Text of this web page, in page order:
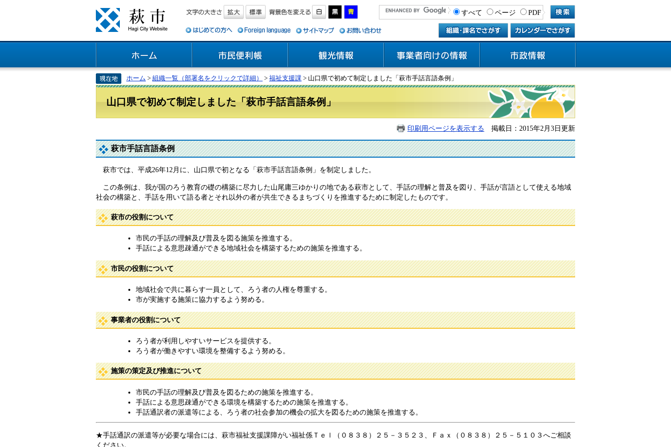
すべて ページ PDF
ホーム > 組織一覧（部署名をクリックで詳細） > 福祉支援課 > 山口県で初めて制定しました「萩市手話言語条例」
山口県で初めて制定しました「萩市手話言語条例」
印刷用ページを表示する 掲載日：2015年2月3日更新
萩市手話言語条例
萩市では、平成26年12月に、山口県で初となる「萩市手話言語条例」を制定しました。
この条例は、我が国のろう教育の礎の構築に尽力した山尾庸三ゆかりの地である萩市として、手話の理解と普及を図り、手話が言語として使える地域
社会の構築と、手話を用いて語る者とそれ以外の者が共生できるまちづくりを推進するために制定したものです。
萩市の役割について
市民の手話の理解及び普及を図る施策を推進する。
手話による意思疎通ができる地域社会を構築するための施策を推進する。
市民の役割について
地域社会で共に暮らす一員として、ろう者の人権を尊重する。
市が実施する施策に協力するよう努める。
事業者の役割について
ろう者が利用しやすいサービスを提供する。
ろう者が働きやすい環境を整備するよう努める。
施策の策定及び推進について
市民の手話の理解及び普及を図るための施策を推進する。
手話による意思疎通ができる環境を構築するための施策を推進する。
手話通訳者の派遣等による、ろう者の社会参加の機会の拡大を図るための施策を推進する。
★手話通訳の派遣等が必要な場合には、萩市福祉支援課障がい福祉係Ｔｅｌ（０８３８）２５－３５２３、Ｆａｘ（０８３８）２５－５１０３へご相談
ください。